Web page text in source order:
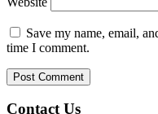
Save my name, email,
time I comment.
Contact Us